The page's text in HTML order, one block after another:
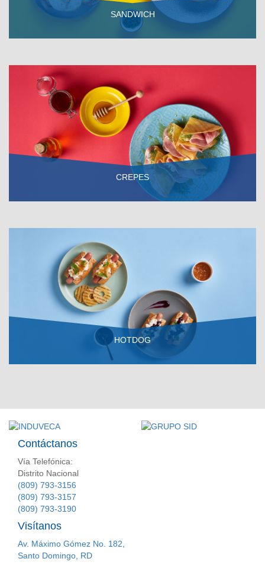
SANDWICH
CREPES
HOTDOG
Contáctanos
Vía Telefónica:
Distrito Nacional
(809) 793-3156
(809) 793-3157
(809) 793-3190
Visítanos
Av. Máximo Gómez No. 182,
Santo Domingo, RD